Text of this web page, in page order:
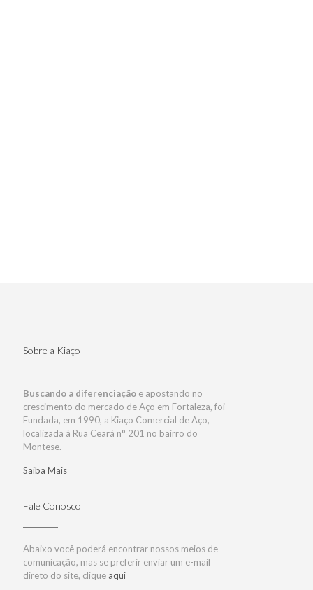
Sobre a Kiaço
Buscando a diferenciação e apostando no
crescimento do mercado de Aço em Fortaleza, foi
Fundada, em 1990, a Kiaço Comercial de Aço,
localizada à Rua Ceará n° 201 no bairro do
Montese.
Saiba Mais
Fale Conosco
Abaixo você poderá encontrar nossos meios de
comunicação, mas se preferir enviar um e-mail
direto do site, clique aqui